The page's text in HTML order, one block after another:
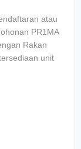
atau
PR1MA
Rakan
unit